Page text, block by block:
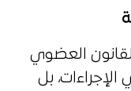
أن المادة 200 من القانون العضوي
بل